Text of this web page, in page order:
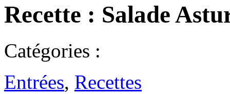
Recette : Salade
Catégories :
Entrées, Recettes